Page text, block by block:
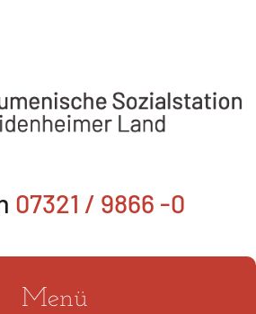
07321 / 9866 -0
Menü